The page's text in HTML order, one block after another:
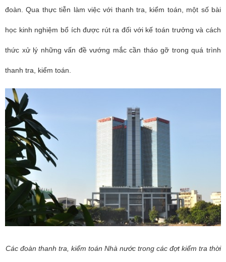
đoàn. Qua thực tiễn làm việc với thanh tra, kiểm toán, một số bài
học kinh nghiệm bổ ích được rút ra đối với kế toán trưởng và cách
thức xử lý những vấn đề vướng mắc cần tháo gỡ trong quá trình
thanh tra, kiểm toán.
Các đoàn thanh tra, kiểm toán Nhà nước trong các đợt kiểm tra thời